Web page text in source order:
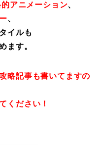
アニメーション、
、
イルも
ます。
略記事も書いてますの
ください！